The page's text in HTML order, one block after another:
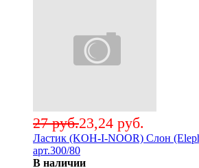
23,24 руб.
27 руб.
Ластик (KOH-I-NOOR) Слон
арт.300/80
В наличии